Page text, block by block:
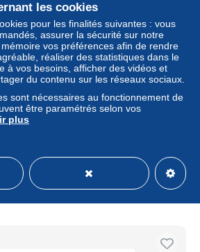
handicrafts 2v, First Day Cover,
Europa (cept) - Textiles - Art - Art &
± 1,73 $US
Professionnel
les cookies
pour les finalités suivantes : vous
assurer la sécurité sur notre
vos préférences afin de rendre
réaliser des statistiques dans le
à vos besoins, afficher des vidéos et
du contenu sur les réseaux sociaux.
sont nécessaires au fonctionnement de
être paramétrés selon vos
plus